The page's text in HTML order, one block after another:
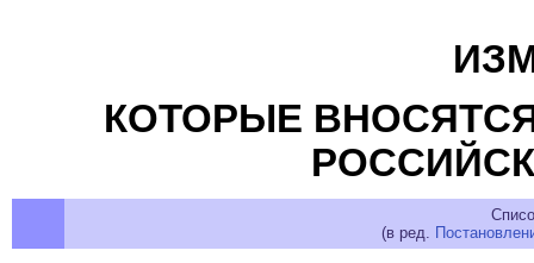
КОТОРЫЕ
(в ред.